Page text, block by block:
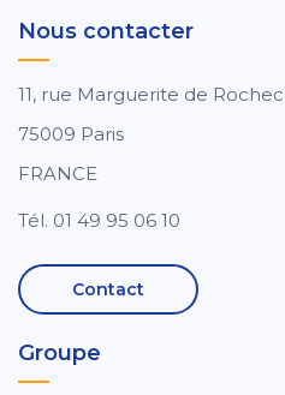
Nous contacter
11, rue Marguerite de
75009 Paris
FRANCE
Tél. 01 49 95 06 10
Contact
Groupe